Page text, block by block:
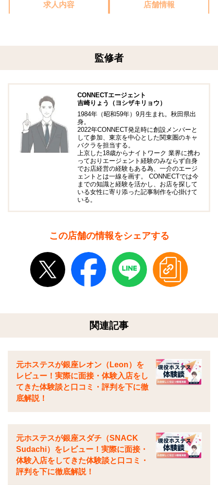
求人内容 店舗情報
監修者
CONNECTエージェント
吉崎りょう（ヨシザキリョウ）
1984年（昭和59年）9月生まれ。秋田県出
身。
2022年CONNECT発足時に創設メンバーと
して参加、東京を中心とした関東圏のキャ
バクラを担当する。
上京した18歳からナイトワーク 業界に携わ
っておりエージェント経験のみならず自身
でお店経営の経験もある為、一介のエージ
ェントとは一線を画す。 CONNECTでは今
までの知識と経験を活かし、お店を探して
いる女性に寄り添った記事制作を心掛けて
いる。
この店舗の情報をシェアする
関連記事
元ホステスが銀座レオン（Leon）を
レビュー！実際に面接・体験入店をし
てきた体験談と口コミ・評判を下に徹
底解説！
元ホステスが銀座スダチ（SNACK
Sudachi）をレビュー！実際に面接・
体験入店をしてきた体験談と口コミ・
評判を下に徹底解説！